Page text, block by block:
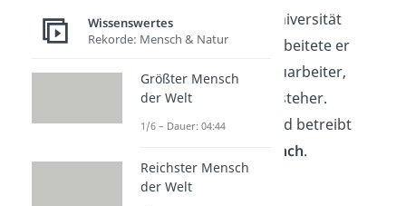
Nachdem er an der Universität
keinen Erfolg hatte, arbeitete er
unter anderem als Bauarbeiter,
Farmarbeiter und Türsteher.
Mittlerweile besitzt und betreibt
Pferderanch.
Wissenswertes
Rekorde: Mensch & Natur
Größter Mensch
der Welt
1/6 – Dauer: 04:44
Reichster Mensch
der Welt